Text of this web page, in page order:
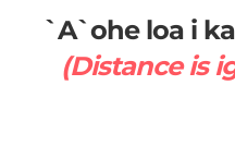
`A`ohe loa i
(Distance is